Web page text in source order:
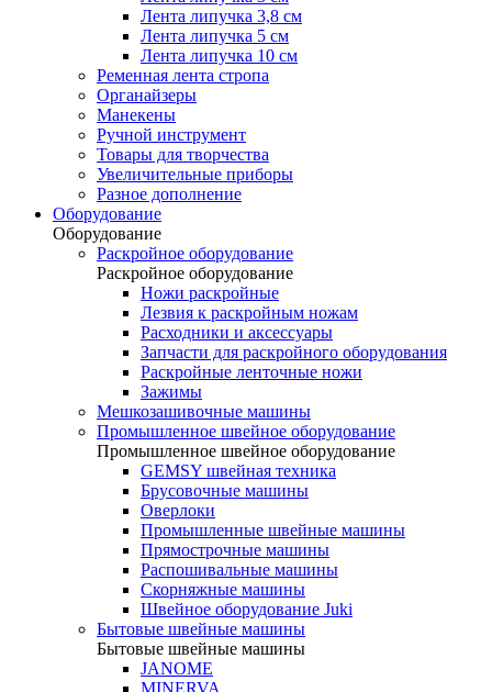
Лента липучка 3,8 см
Лента липучка 5 см
Лента липучка 10 см
Ременная лента стропа
Органайзеры
Манекены
Ручной инструмент
Товары для творчества
Увеличительные приборы
Разное дополнение
Оборудование
Оборудование
Раскройное оборудование
Раскройное оборудование
Ножи раскройные
Лезвия к раскройным ножам
Расходники и аксессуары
Запчасти для раскройного оборудования
Раскройные ленточные ножи
Зажимы
Мешкозашивочные машины
Промышленное швейное оборудование
Промышленное швейное оборудование
GEMSY швейная техника
Брусовочные машины
Оверлоки
Промышленные швейные машины
Прямострочные машины
Распошивальные машины
Скорняжные машины
Швейное оборудование Juki
Бытовые швейные машины
Бытовые швейные машины
JANOME
MINERVA